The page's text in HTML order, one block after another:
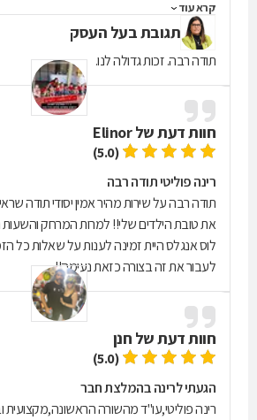
מהלב להקשיב ולנסות
במצב שברירי וקשה בחיים ומחפשים עזרה
תודה רבה על הכל!
קרא עוד
תגובת בעל העסק
תודה רבה. זכות גדולה לנו.
חוות דעת שלElinor
(5.0)
רינה פוליטי תודה רבה
תודה רבה על שירות מהיר אמין יסודי תודה
את טובת הילדים שלי!! למרות המרחק
לוס אנגלס היית זמינה לענות על שאלות כל
לעבור את זה בצורה כזאת נעימה!!
חוות דעת של חנן
(5.0)
הגעתי לרינה בהמלצת חבר
רינה פוליטי,עו"ד מהשורה הראשונה,מקצועית